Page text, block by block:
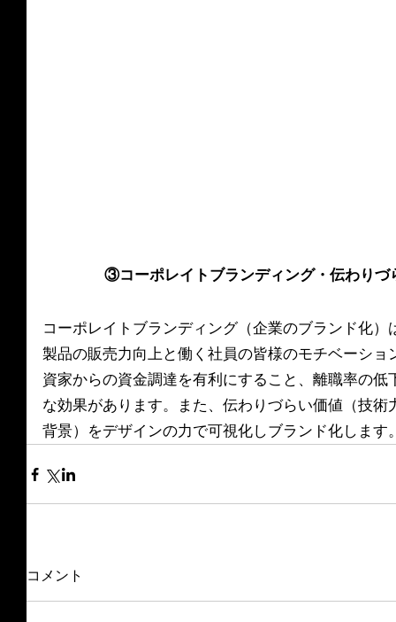
③コーポレイトブランディング・伝わりづ
コーポレイトブランディング（企業のブランド化
製品の販売力向上と働く社員の皆様のモチベーショ
資家からの資金調達を有利にすること、離職率の
な効果があります。また、伝わりづらい価値（技
背景）をデザインの力で可視化しブランド化します
コメント